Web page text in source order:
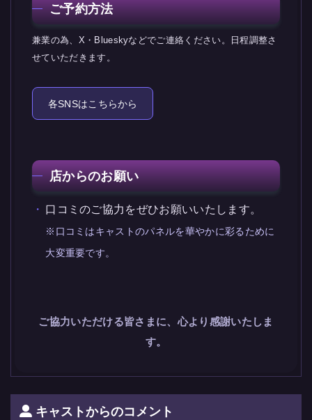
ご予約方法
兼業の為、X・Blueskyなどでご連絡ください。日程調整さ
せていただきます。
各SNSはこちらから
店からのお願い
口コミのご協力をぜひお願いいたします。
※口コミはキャストのパネルを華やかに彩るために
大変重要です。
ご協力いただける皆さまに、心より感謝いたしま
す。
キャストからのコメント